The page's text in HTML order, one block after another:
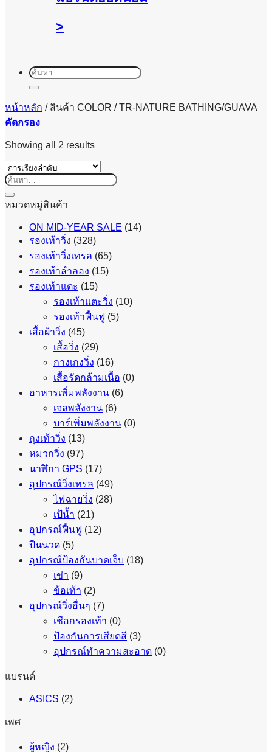
>
ค้นหา:
หน้าหลัก /สินค้า COLOR /TR-NATURE BATHING/GUAVA
คัดกรอง
Showing all 2 results
ค้นหา:
หมวดหมู่สินค้า
ON MID-YEAR SALE (14)
รองเท้าวิ่ง (328)
รองเท้าวิ่งเทรล (65)
รองเท้าลำลอง (15)
รองเท้าแตะ (15)
รองเท้าแตะวิ่ง (10)
รองเท้าฟื้นฟู (5)
เสื้อผ้าวิ่ง (45)
เสื้อวิ่ง (29)
กางเกงวิ่ง (16)
เสื้อรัดกล้ามเนื้อ (0)
อาหารเพิ่มพลังงาน (6)
เจลพลังงาน (6)
บาร์เพิ่มพลังงาน (0)
ถุงเท้าวิ่ง (13)
หมวกวิ่ง (97)
นาฬิกา GPS (17)
อุปกรณ์วิ่งเทรล (49)
ไฟฉายวิ่ง (28)
เป้น้ำ (21)
อุปกรณ์ฟื้นฟู (12)
ปืนนวด (5)
อุปกรณ์ป้องกันบาดเจ็บ (18)
เข่า (9)
ข้อเท้า (2)
อุปกรณ์วิ่งอื่นๆ (7)
เชือกรองเท้า (0)
ป้องกันการเสียดสี (3)
อุปกรณ์ทำความสะอาด (0)
แบรนด์
ASICS (2)
เพศ
ผู้หญิง (2)